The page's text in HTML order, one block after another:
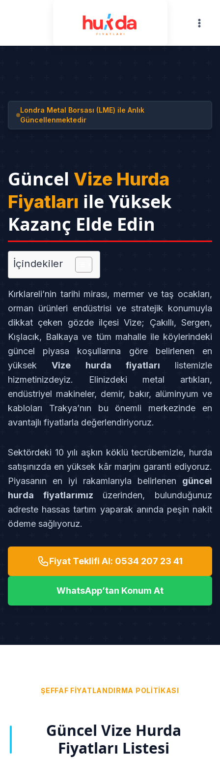
Londra Metal Borsası (LME) ile Anlık
Güncellenmektedir
Güncel Vize Hurda
Fiyatları ile Yüksek
Kazanç Elde Edin
İçindekiler
Kırklareli’nin tarihi mirası, mermer ve taş ocakları,
orman ürünleri endüstrisi ve stratejik konumuyla
dikkat çeken gözde ilçesi Vize; Çakıllı, Sergen,
Kışlacık, Balkaya ve tüm mahalle ile köylerindeki
güncel piyasa koşullarına göre belirlenen en
yüksekVize hurda fiyatları listemizle
hizmetinizdeyiz. Elinizdeki metal artıkları,
endüstriyel makineler, demir, bakır, alüminyum ve
kabloları Trakya’nın bu önemli merkezinde en
avantajlı fiyatlarla değerlendiriyoruz.
Sektördeki 10 yılı aşkın köklü tecrübemizle, hurda
satışınızda en yüksek kâr marjını garanti ediyoruz.
Piyasanın en iyi rakamlarıyla belirlenen güncel
hurda fiyatlarımız üzerinden, bulunduğunuz
adreste hassas tartım yaparak anında peşin nakit
ödeme sağlıyoruz.
Fiyat Teklifi Al: 0534 207 23 41
WhatsApp’tan Konum At
ŞEFFAF FIYATLANDIRMA POLITIKASI
Güncel Vize Hurda
Fiyatları Listesi